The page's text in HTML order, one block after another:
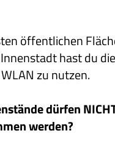
öffentlichen
hast du
zu nutzen.
dürfen
werden?